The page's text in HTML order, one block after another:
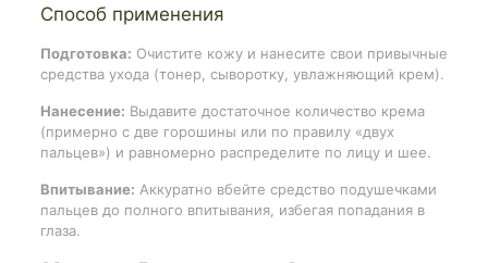
Способ применения
Подготовка: Очистите кожу и нанесите свои привычные
средства ухода (тонер, сыворотку, увлажняющий крем).
Нанесение: Выдавите достаточное количество крема
(примерно с две горошины или по правилу «двух
пальцев») и равномерно распределите по лицу и шее.
Впитывание: Аккуратно вбейте средство подушечками
пальцев до полного впитывания, избегая попадания в
глаза.